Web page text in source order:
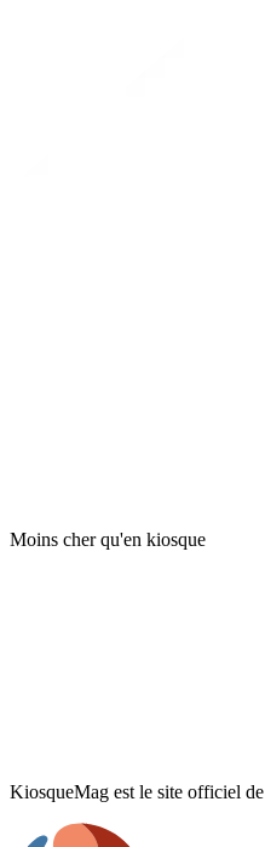
Moins cher qu'en kiosque
KiosqueMag est le site officiel de